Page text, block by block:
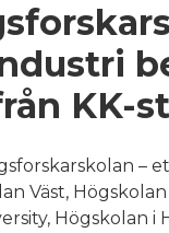
KK-
–
Väst, Högskolan
Högskolan i